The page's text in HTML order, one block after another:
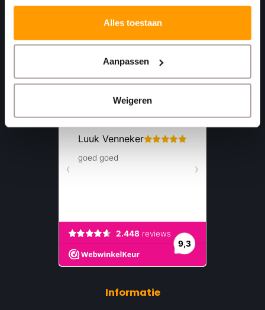
Alles toestaan
Aanpassen
Weigeren
info@euro-label.nl
Informatie